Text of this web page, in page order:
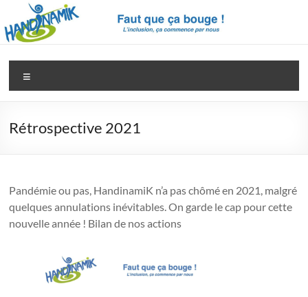
contenu
Handinamik
Pour
une
société
inclusive
Rétrospective 2021
Pandémie ou pas, HandinamiK n’a pas chômé en 2021, malgré
quelques annulations inévitables. On garde le cap pour cette
nouvelle année ! Bilan de nos actions